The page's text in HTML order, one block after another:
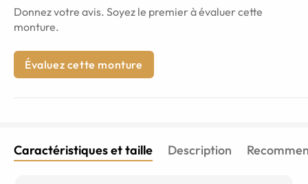
Donnez votre avis. Soyez le premier à évaluer cette
monture.
Évaluez cette monture
Caractéristiques et taille Description